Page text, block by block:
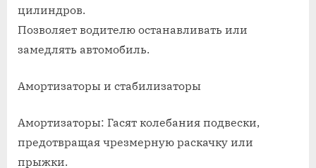
цилиндров.
Позволяет водителю останавливать или
замедлять автомобиль.
Амортизаторы и стабилизаторы
Амортизаторы: Гасят колебания подвески,
предотвращая чрезмерную раскачку или
прыжки.